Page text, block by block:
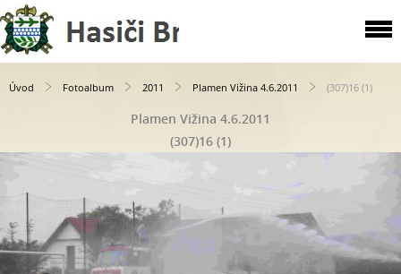
Úvod Fotoalbum 2011 Plamen Vižina 4.6.2011 (307)16 (1)
Plamen Vižina 4.6.2011
(307)16 (1)